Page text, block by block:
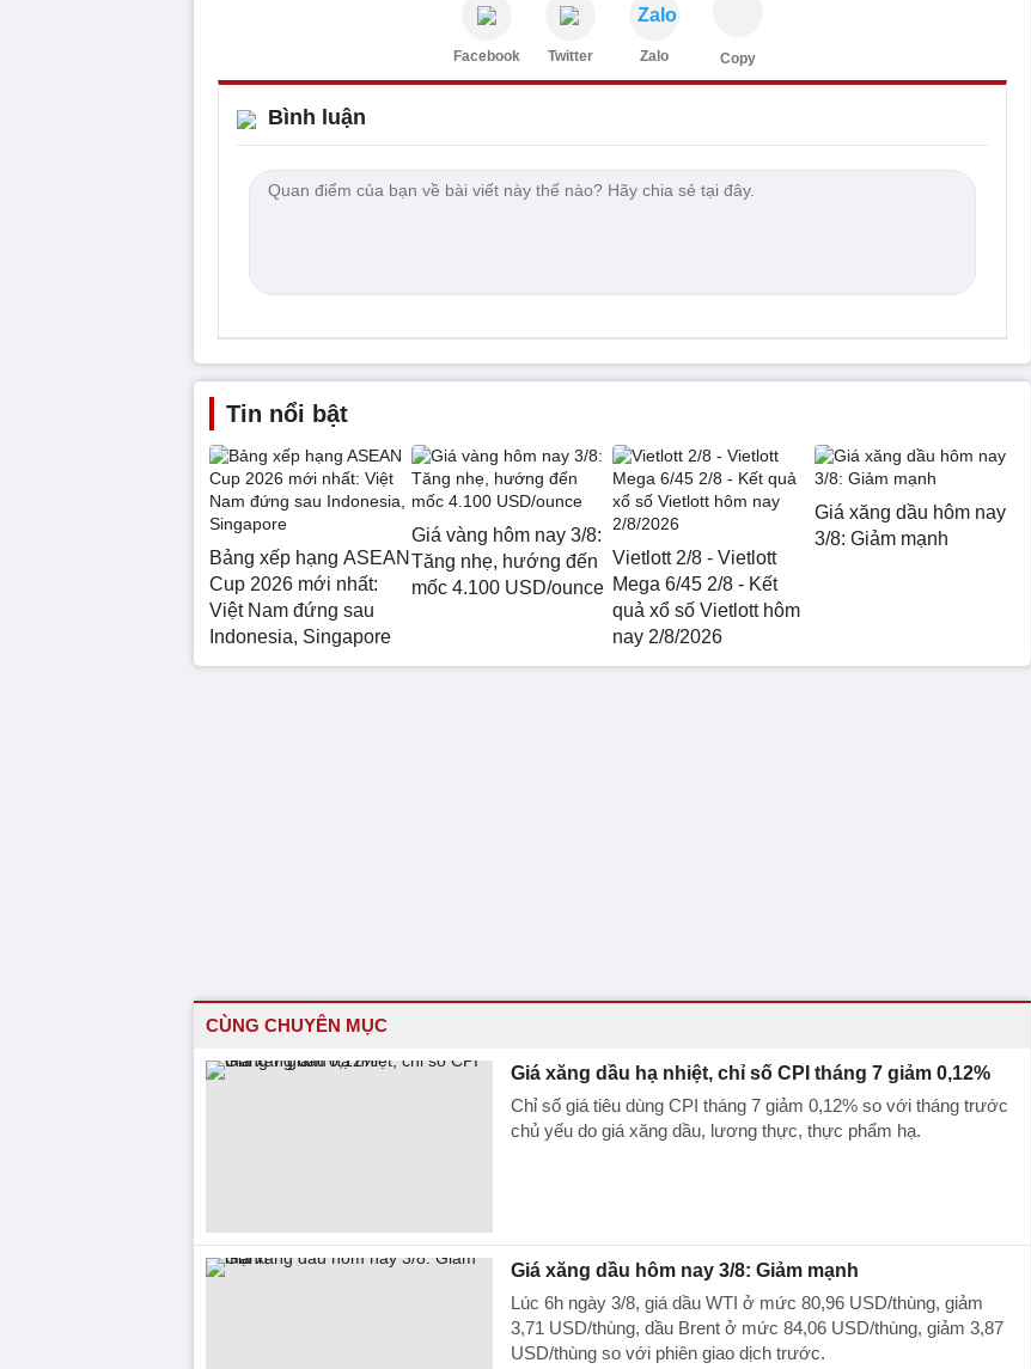
Facebook Twitter
Zalo
Zalo Copy
Bình luận
Tin nổi bật
Bảng xếp hạng ASEAN
Cup 2026 mới nhất:
Việt Nam đứng sau
Indonesia, Singapore
Giá vàng hôm nay 3/8:
Tăng nhẹ, hướng đến
mốc 4.100 USD/ounce
Vietlott 2/8 - Vietlott
Mega 6/45 2/8 - Kết
quả xổ số Vietlott hôm
nay 2/8/2026
Giá xăng dầu hôm nay
3/8: Giảm mạnh
CÙNG CHUYÊN MỤC
Giá xăng dầu hạ nhiệt, chỉ số CPI tháng 7 giảm 0,12%
Chỉ số giá tiêu dùng CPI tháng 7 giảm 0,12% so với tháng trước
chủ yếu do giá xăng dầu, lương thực, thực phẩm hạ.
Giá xăng dầu hôm nay 3/8: Giảm mạnh
Lúc 6h ngày 3/8, giá dầu WTI ở mức 80,96 USD/thùng, giảm
3,71 USD/thùng, dầu Brent ở mức 84,06 USD/thùng, giảm 3,87
USD/thùng so với phiên giao dịch trước.